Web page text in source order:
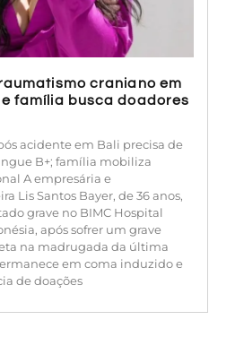
craniano em
família busca doadores
acidente em Bali precisa de
B+; família mobiliza
A empresária e
Lis Santos Bayer, de 36 anos,
grave no BIMC Hospital
após sofrer um grave
na madrugada da última
em coma induzido e
de doações